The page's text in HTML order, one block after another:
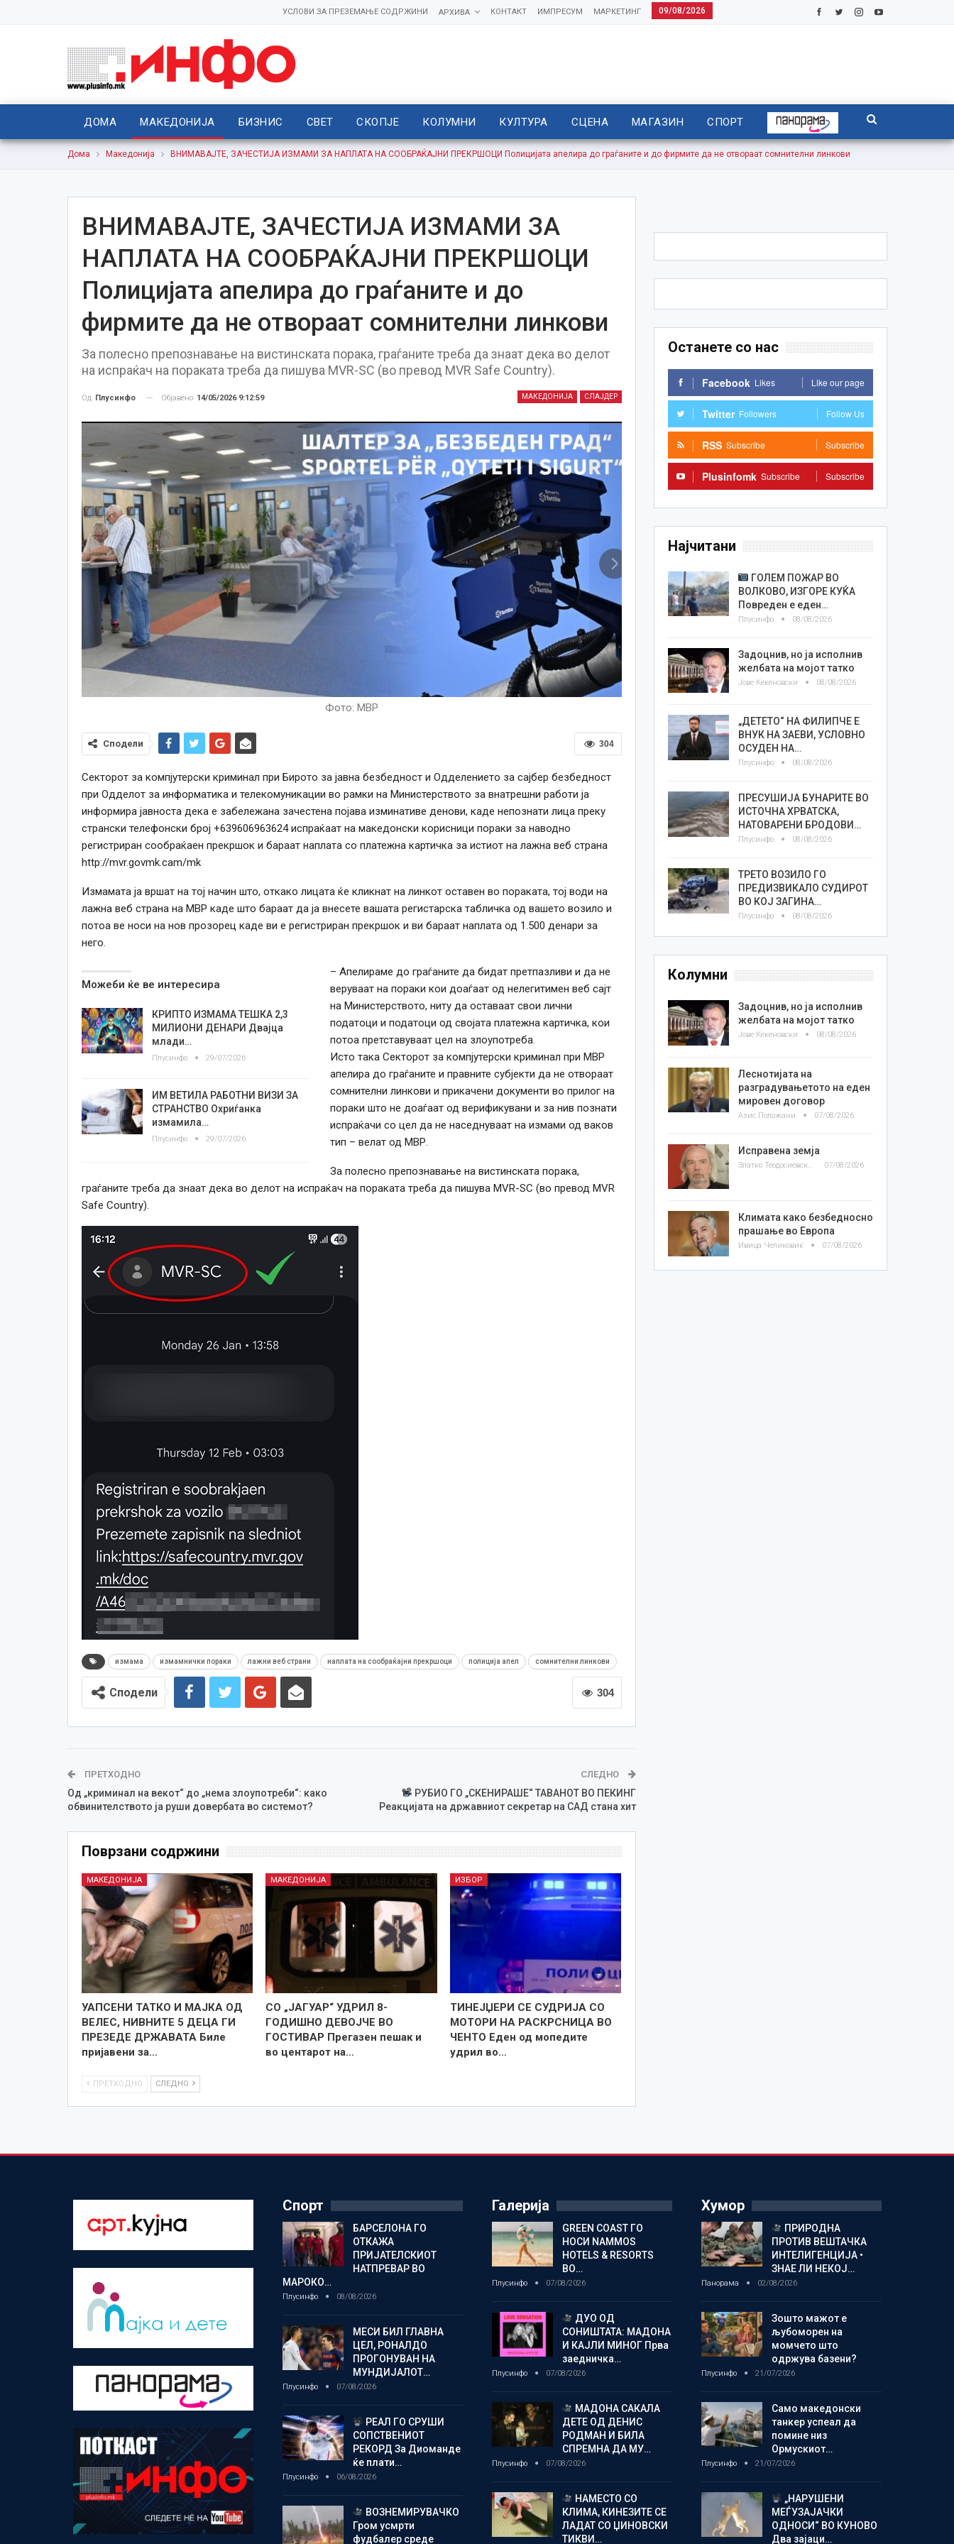
09/08/2026
МАРКЕТИНГ
ИМПРЕСУМ
КОНТАКТ
АРХИВА
УСЛОВИ ЗА ПРЕЗЕМАЊЕ СОДРЖИНИ
ДОМА МАКЕДОНИЈА БИЗНИС СВЕТ СКОПЈЕ КОЛУМНИ КУЛТУРА СЦЕНА МАГАЗИН СПОРТ
Дома Македонија ВНИМАВАЈТЕ, ЗАЧЕСТИЈА ИЗМАМИ ЗА НАПЛАТА НА СООБРАЌАЈНИ ПРЕКРШОЦИ Полицијата апелира до граѓаните и до фирмите да не отвораат сомнителни линкови
ВНИМАВАЈТЕ, ЗАЧЕСТИЈА ИЗМАМИ ЗА
НАПЛАТА НА СООБРАЌАЈНИ ПРЕКРШОЦИ
Полицијата апелира до граѓаните и до
фирмите да не отвораат сомнителни линкови
За полесно препознавање на вистинската порака, граѓаните треба да знаат дека во делот
на испраќач на пораката треба да пишува MVR-SC (во превод MVR Safe Country).
МАКЕДОНИЈА СЛАЈДЕР
Од Плусинфо Објавено 14/05/2026 9:12:59
Фото: МВР
304
Сподели
Секторот за компјутерски криминал при Бирото за јавна безбедност и Одделението за сајбер безбедност
при Одделот за информатика и телекомуникации во рамки на Министерството за внатрешни работи ја
информира јавноста дека е забележана зачестена појава изминативе денови, каде непознати лица преку
странски телефонски број +639606963624 испраќаат на македонски корисници пораки за наводно
регистриран сообраќаен прекршок и бараат наплата со платежна картичка за истиот на лажна веб страна
http://mvr.govmk.cam/mk
Измамата ја вршат на тој начин што, откако лицата ќе кликнат на линкот оставен во пораката, тој води на
лажна веб страна на МВР каде што бараат да ја внесете вашата регистарска табличка од вашето возило и
потоа ве носи на нов прозорец каде ви е регистриран прекршок и ви бараат наплата од 1.500 денари за
него.
Можеби ќе ве интересира
КРИПТО ИЗМАМА ТЕШКА 2,3
МИЛИОНИ ДЕНАРИ Двајца
млади…
Плусинфо 29/07/2026
ИМ ВЕТИЛА РАБОТНИ ВИЗИ ЗА
СТРАНСТВО Охриѓанка
измамила…
Плусинфо 29/07/2026
– Апелираме до граѓаните да бидат претпазливи и да не
веруваат на пораки кои доаѓаат од нелегитимен веб сајт
на Министерството, ниту да оставаат свои лични
податоци и податоци од својата платежна картичка, кои
потоа претставуваат цел на злоупотреба.
Исто така Секторот за компјутерски криминал при МВР
апелира до граѓаните и правните субјекти да не отвораат
сомнителни линкови и прикачени документи во прилог на
пораки што не доаѓаат од верификувани и за нив познати
испраќачи со цел да не наседнуваат на измами од ваков
тип – велат од МВР.
За полесно препознавање на вистинската порака,
граѓаните треба да знаат дека во делот на испраќач на пораката треба да пишува MVR-SC (во превод MVR
Safe Country).
измама измамнички пораки лажни веб страни наплата на сообраќајни прекршоци полиција апел сомнителни линкови
304
Сподели
ПРЕТХОДНО
Од „криминал на векот“ до „нема злоупотреби“: како
обвинителството ја руши довербата во системот?
СЛЕДНО
РУБИО ГО „СКЕНИРАШЕ“ ТАВАНОТ ВО ПЕКИНГ
Реакцијата на државниот секретар на САД стана хит
Поврзани содржини
МАКЕДОНИЈА
УАПСЕНИ ТАТКО И МАЈКА ОД
ВЕЛЕС, НИВНИТЕ 5 ДЕЦА ГИ
ПРЕЗЕДЕ ДРЖАВАТА Биле
пријавени за…
МАКЕДОНИЈА
СО „ЈАГУАР“ УДРИЛ 8-
ГОДИШНО ДЕВОЈЧЕ ВО
ГОСТИВАР Прегазен пешак и
во центарот на…
ИЗБОР
ТИНЕЈЏЕРИ СЕ СУДРИЈА СО
МОТОРИ НА РАСКРСНИЦА ВО
ЧЕНТО Еден од мопедите
удрил во…
ПРЕТХОДНО СЛЕДНО
Останете со нас
Facebook Likes Like our page
Twitter Followers Follow Us
RSS Subscribe Subscribe
Plusinfomk Subscribe Subscribe
Најчитани
ГОЛЕМ ПОЖАР ВО
ВОЛКОВО, ИЗГОРЕ КУЌА
Повреден е еден…
Плусинфо 08/08/2026
Задоцнив, но ја исполнив
желбата на мојот татко
Јове Кекеновски 08/08/2026
„ДЕТЕТО“ НА ФИЛИПЧЕ Е
ВНУК НА ЗАЕВИ, УСЛОВНО
ОСУДЕН НА…
Плусинфо 08/08/2026
ПРЕСУШИЈА БУНАРИТЕ ВО
ИСТОЧНА ХРВАТСКА,
НАТОВАРЕНИ БРОДОВИ…
Плусинфо 08/08/2026
ТРЕТО ВОЗИЛО ГО
ПРЕДИЗВИКАЛО СУДИРОТ
ВО КОЈ ЗАГИНА…
Плусинфо 08/08/2026
Колумни
Задоцнив, но ја исполнив
желбата на мојот татко
Јове Кекеновски 08/08/2026
Леснотијата на
разградувањетото на еден
мировен договор
Азис Положани 07/08/2026
Исправена земја
Златко Теодосиевски 07/08/2026
Климата како безбедносно
прашање во Европа
Ивица Челиковиќ 07/08/2026
Спорт
БАРСЕЛОНА ГО
ОТКАЖА
ПРИЈАТЕЛСКИОТ
НАТПРЕВАР ВО
МАРОКО…
Плусинфо 08/08/2026
МЕСИ БИЛ ГЛАВНА
ЦЕЛ, РОНАЛДО
ПРОГОНУВАН НА
МУНДИЈАЛОТ…
Плусинфо 07/08/2026
РЕАЛ ГО СРУШИ
СОПСТВЕНИОТ
РЕКОРД За Диоманде
ќе плати…
Плусинфо 06/08/2026
ВОЗНЕМИРУВАЧКО
Гром усмрти
фудбалер среде
Галерија
GREEN COAST ГО
НОСИ NAMMOS
HOTELS & RESORTS
ВО…
Плусинфо 07/08/2026
ДУО ОД
СОНИШТАТА: МАДОНА
И КАЈЛИ МИНОГ Прва
заедничка…
Плусинфо 07/08/2026
МАДОНА САКАЛА
ДЕТЕ ОД ДЕНИС
РОДМАН И БИЛА
СПРЕМНА ДА МУ…
Плусинфо 07/08/2026
НАМЕСТО СО
КЛИМА, КИНЕЗИТЕ СЕ
ЛАДАТ СО ЏИНОВСКИ
ТИКВИ…
Хумор
ПРИРОДНА
ПРОТИВ ВЕШТАЧКА
ИНТЕЛИГЕНЦИЈА •
ЗНАЕ ЛИ НЕКОЈ…
Панорама 02/08/2026
Зошто мажот е
љубоморен на
момчето што
одржува базени?
Плусинфо 21/07/2026
Само македонски
танкер успеал да
помине низ
Ормускиот…
Плусинфо 21/07/2026
„НАРУШЕНИ
МЕЃУЗАЈАЧКИ
ОДНОСИ“ ВО КУНОВО
Два зајаци…